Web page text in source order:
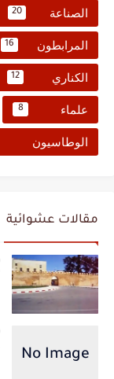
الصناعة 20
المرابطون 16
الكناري 12
علماء 8
الوطاسيون
مقالات عشوائية